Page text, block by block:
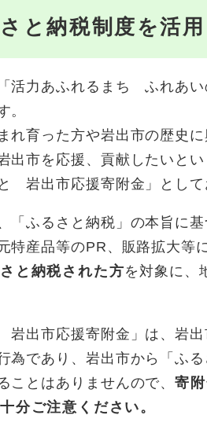
と納税制度を活
活力あふれるまち ふれあ
。
れ育った方や岩出市の歴史
出市を応援、貢献したいと
岩出市応援寄附金」として
「ふるさと納税」の本旨に
特産品等のPR、販路拡大等
と納税された方を対象に、
岩出市応援寄附金」は、岩
為であり、岩出市から「ふ
ことはありませんので、寄
分ご注意ください。